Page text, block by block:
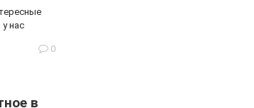
нас
0
в